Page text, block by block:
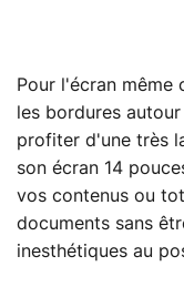
Pour l'écran même
les bordures
profiter d'une très
son écran 14
vos contenus ou
documents sans
inesthétiques au